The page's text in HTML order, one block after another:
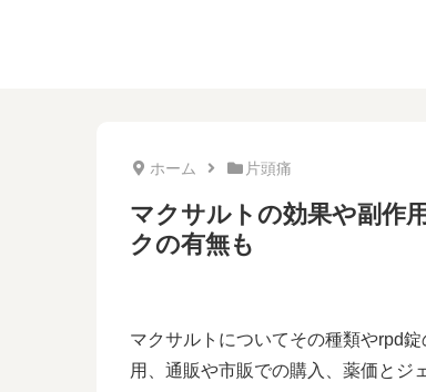
ホーム 片頭痛
マクサルトの効果や副作
クの有無も
マクサルトについてその種類やrpd
用、通販や市販での購入、薬価とジ